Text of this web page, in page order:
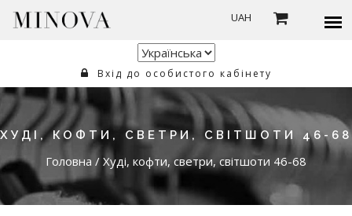
UAH
Вхід до особистого кабінету
ХУДІ, КОФТИ, СВЕТРИ, СВІТШОТИ 46-68
Головна / Худі, кофти, светри, світшоти 46-68